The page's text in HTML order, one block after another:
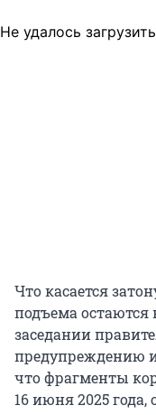
Не удалось
Что касается
подъема
заседании
предупреждению
что фрагменты
16 июня 2025